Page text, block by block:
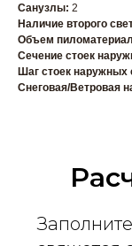
Санузлы: 2
Наличие второго
Объем
Сечение стоек
Шаг стоек наружных
Снеговая/Ветровая